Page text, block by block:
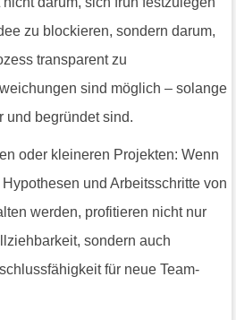
zu blockieren, sondern darum,
transparent zu
sind möglich – solange
und begründet sind.
oder kleineren Projekten: Wenn
und Arbeitsschritte von
werden, profitieren nicht nur
sondern auch
für neue Team-